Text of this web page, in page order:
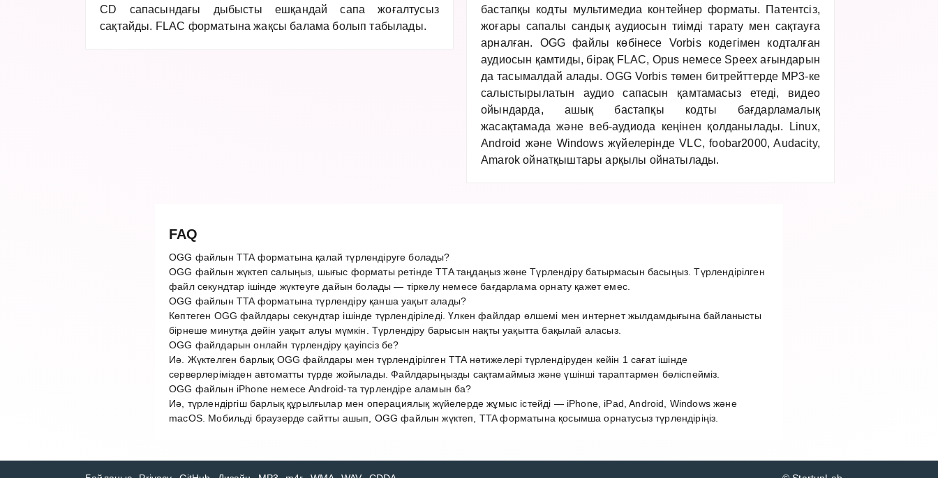
CD сапасындағы дыбысты ешқандай сапа жоғалтусыз
сақтайды. FLAC форматына жақсы балама болып табылады.
бастапқы кодты мультимедиа контейнер форматы. Патентсіз,
жоғары сапалы сандық аудиосын тиімді тарату мен сақтауға
арналған. OGG файлы көбінесе Vorbis кодегімен кодталған
аудиосын қамтиды, бірақ FLAC, Opus немесе Speex ағындарын
да тасымалдай алады. OGG Vorbis төмен битрейттерде MP3-ке
салыстырылатын аудио сапасын қамтамасыз етеді, видео
ойындарда, ашық бастапқы кодты бағдарламалық
жасақтамада және веб-аудиода кеңінен қолданылады. Linux,
Android және Windows жүйелерінде VLC, foobar2000, Audacity,
Amarok ойнатқыштары арқылы ойнатылады.
FAQ
OGG файлын TTA форматына қалай түрлендіруге болады?
OGG файлын жүктеп салыңыз, шығыс форматы ретінде TTA таңдаңыз және Түрлендіру батырмасын басыңыз. Түрлендірілген
файл секундтар ішінде жүктеуге дайын болады — тіркелу немесе бағдарлама орнату қажет емес.
OGG файлын TTA форматына түрлендіру қанша уақыт алады?
Көптеген OGG файлдары секундтар ішінде түрлендіріледі. Үлкен файлдар өлшемі мен интернет жылдамдығына байланысты
бірнеше минутқа дейін уақыт алуы мүмкін. Түрлендіру барысын нақты уақытта бақылай аласыз.
OGG файлдарын онлайн түрлендіру қауіпсіз бе?
Иә. Жүктелген барлық OGG файлдары мен түрлендірілген TTA нәтижелері түрлендіруден кейін 1 сағат ішінде
серверлерімізден автоматты түрде жойылады. Файлдарыңызды сақтамаймыз және үшінші тараптармен бөліспейміз.
OGG файлын iPhone немесе Android-та түрлендіре аламын ба?
Иә, түрлендіргіш барлық құрылғылар мен операциялық жүйелерде жұмыс істейді — iPhone, iPad, Android, Windows және
macOS. Мобильді браузерде сайтты ашып, OGG файлын жүктеп, TTA форматына қосымша орнатусыз түрлендіріңіз.